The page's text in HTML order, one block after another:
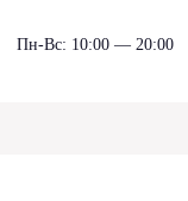
Пн-Вс: 10:00 — 20:00